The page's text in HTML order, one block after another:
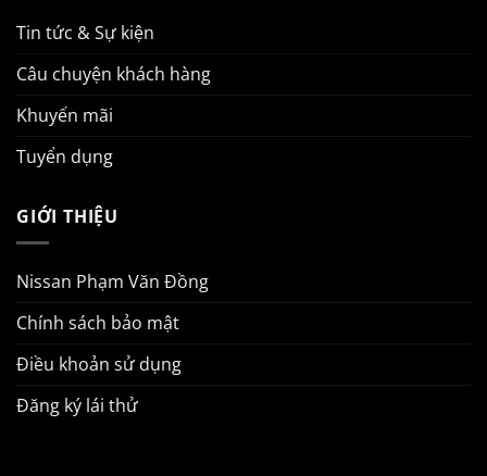
Tin tức & Sự kiện
Câu chuyện khách hàng
Khuyến mãi
Tuyển dụng
GIỚI THIỆU
Nissan Phạm Văn Đồng
Chính sách bảo mật
Điều khoản sử dụng
Đăng ký lái thử